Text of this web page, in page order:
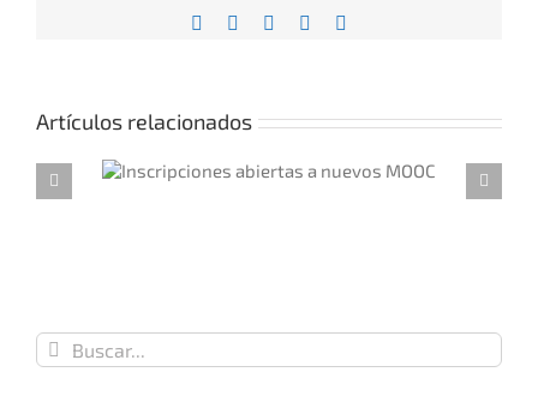
Facebook Reddit LinkedIn
Artículos relacionados
Presentados los resultados de G-NET en el V
Buscar: